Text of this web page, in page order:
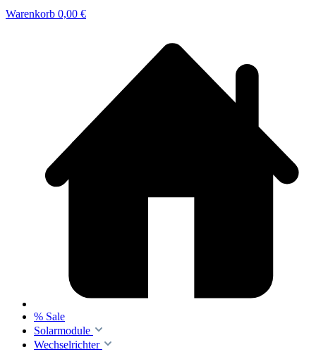
Warenkorb 0,00 €
% Sale
Solarmodule
Wechselrichter